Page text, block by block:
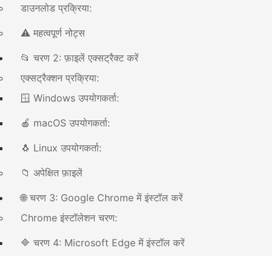
डाउनलोड प्रक्रिया:
⚠️ महत्वपूर्ण नोट्स
📂 चरण 2: फ़ाइलें एक्सट्रैक्ट करें
एक्सट्रैक्शन प्रक्रिया:
🪟 Windows उपयोगकर्ता:
🍎 macOS उपयोगकर्ता:
🐧 Linux उपयोगकर्ता:
📁 अपेक्षित फ़ाइलें
🌐 चरण 3: Google Chrome में इंस्टॉल करें
Chrome इंस्टॉलेशन चरण:
🔷 चरण 4: Microsoft Edge में इंस्टॉल करें